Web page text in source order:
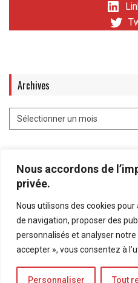
Nous accordons de
privée.
Nous utilisons des cookies
de navigation, proposer des
personnalisés et analyser
accepter », vous consentez à
Personnaliser Tout
Archives
Mentions légales Politique de
Bluesky
LinkedIn
Twitter